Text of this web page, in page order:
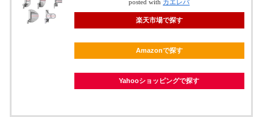
posted with カエレバ
楽天市場で探す
Amazonで探す
Yahooショッピングで探す